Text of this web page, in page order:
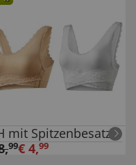
mit Spitzenbesatz
,99€ 4,99